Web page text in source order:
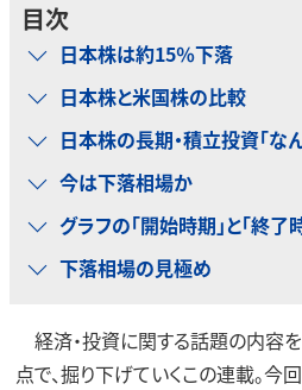
目次
日本株は約15％下落
日本株と米国株の比較
日本株の長期・積立投資「な
今は下落相場か
グラフの「開始時期」と「終了
下落相場の見極め
経済・投資に関する話題の内容
点で、掘り下げていくこの連載。今